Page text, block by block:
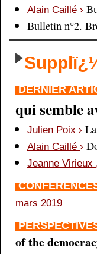
Alain Caillé ›
Bulletin n°2.
DERNIER
qui semble
Julien Poix ›
Alain Caillé ›
Jeanne Virieux
mars 2019
of the